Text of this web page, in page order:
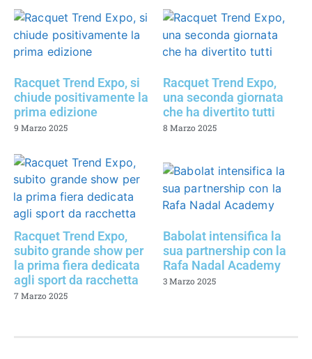
Racquet Trend Expo, si
chiude positivamente la
prima edizione
9 Marzo 2025
Racquet Trend Expo,
una seconda giornata
che ha divertito tutti
8 Marzo 2025
Racquet Trend Expo,
subito grande show per
la prima fiera dedicata
agli sport da racchetta
7 Marzo 2025
Babolat intensifica la
sua partnership con la
Rafa Nadal Academy
3 Marzo 2025